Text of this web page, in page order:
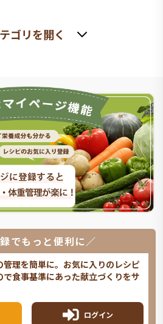
ゴリを開く
でもっと便利に／
理を簡単に。お気に入りのレシピ
食事基準にあった献立づくりをサ
ログイン